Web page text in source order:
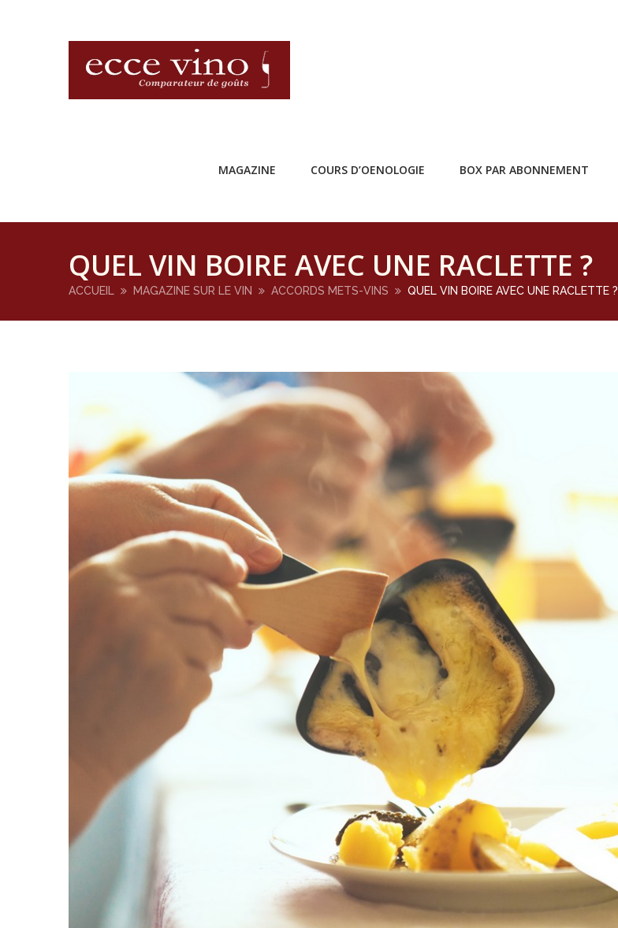
MAGAZINE COURS D’OENOLOGIE BOX PAR ABONNEMENT
QUEL VIN BOIRE AVEC UNE RACLETTE ?
ACCUEIL MAGAZINE SUR LE VIN ACCORDS METS-VINS QUEL VIN BOIRE AVEC UNE RACLETTE ?